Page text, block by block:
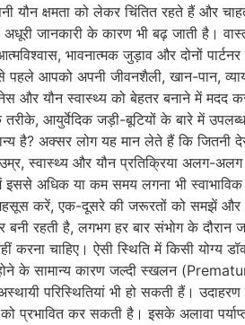
यौन क्षमता को लेकर चिंतित रहते हैं और
अधूरी जानकारी के कारण भी बढ़ जाती
भावनात्मक जुड़ाव और दोनों
आपको अपनी जीवनशैली, खान-पान,
और यौन स्वास्थ्य को बेहतर बनाने में
आयुर्वेदिक जड़ी-बूटियों के बारे में
अक्सर लोग यह मान लेते हैं कि जितनी देर
स्वास्थ्य और यौन प्रतिक्रिया अलग-
इससे अधिक या कम समय लगना भी
महसूस करें, एक-दूसरे की जरूरतों को समझें
बनी रहती है, लगभग हर बार संभोग के
करना चाहिए। ऐसी स्थिति में किसी योग्य
के सामान्य कारण जल्दी स्खलन
परिस्थितियां भी हो सकती हैं।
प्रभावित कर सकती है। इसके अलावा